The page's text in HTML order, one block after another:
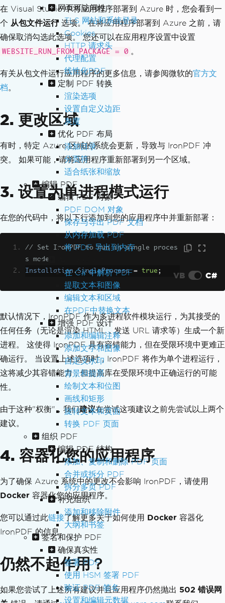
网页可访问性
TLS 网站和系统登录
Cookies
HTTP 请求头
代理配置
线性化PDF
定制 PDF 转换
渲染选项
设置自定义边距
灰度
优化 PDF 布局
添加目录
分页符
适合纸张和缩放
编辑 PDF
编辑 PDF 对象
PDF DOM 对象
保存与导出 PDF 文档
从内存加载 PDF
将 PDF 导出到内存
在 C# 中解析 PDF
提取文本和图像
编辑文本和区域
在PDF中替换文本
增强 PDF 设计
添加和编辑注释
添加文字和图像
自定义水印
背景和前景
绘制文本和位图
画线和矩形
旋转文本和页面
转换 PDF 页面
组织 PDF
编辑 PDF 结构
添加、复制和删除 PDF 页面
合并或拆分 PDF
拆分多页 PDF
补充组织
添加和移除附件
大纲和书签
签名和保护 PDF
确保真实性
签署 PDF
使用 HSM 签署 PDF
验证 PDF 签名
设置和编辑元数据
在 Visual Studio 中将应用程序部署到 Azure 时，您会看到一
个 从包文件运行选项。 在将应用程序部署到 Azure 之前，请
确保取消勾选此选项。 您还可以在应用程序设置中设置
WEBSITE_RUN_FROM_PACKAGE = 0 。
有关从包文件运行应用程序的更多信息，请参阅微软的官方文
档。
2. 更改区域
有时，特定 Azure 区域的系统会更新，导致与 IronPDF 冲
突。 如果可能，请将应用程序重新部署到另一个区域。
3. 设置为单进程模式运行
在您的代码中，将以下行添加到您的应用程序中并重新部署：
// Set IronPDF to run in single proces
s mode
Installation .SingleProcess = true ; VB C#
默认情况下，IronPDF 作为多进程软件模块运行，为其接受的
任何任务（无论是渲染 HTML，发送 URL 请求等）生成一个新
进程。 这使得 IronPDF 具有容错能力，但在受限环境中更难正
确运行。 当设置上述选项时，IronPDF 将作为单个进程运行，
这将减少其容错能力，但提高库在受限环境中正确运行的可能
性。
由于这种"权衡"，我们建议在尝试这项建议之前先尝试以上两个
建议。
4. 容器化您的应用程序
为了确保 Azure 系统中的更改不会影响 IronPDF，请使用
Docker 容器化您的应用程序。
您可以通过此链接了解更多关于如何使用 Docker 容器化
IronPDF 的信息。
仍然不起作用？
如果您尝试了上述所有建议并且应用程序仍然抛出 502 错误网